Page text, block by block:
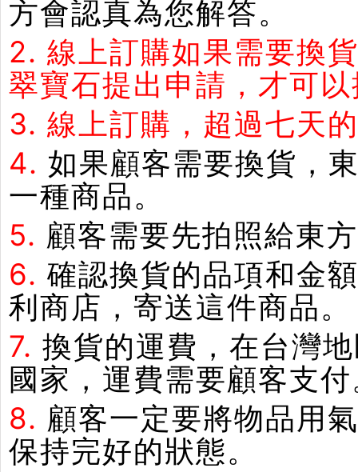
方會認真為您解答。
2. 線上訂購如果需要換
翠寶石提出申請，才可
3. 線上訂購，超過七天
4. 如果顧客需要換貨，
一種商品。
5. 顧客需要先拍照給東
6. 確認換貨的品項和金
利商店，寄送這件商品。
7. 換貨的運費，在台灣
國家，運費需要顧客支
8. 顧客一定要將物品用
保持完好的狀態。